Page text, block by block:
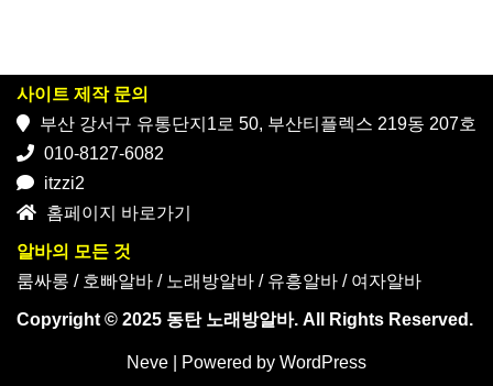
사이트 제작 문의
부산 강서구 유통단지1로 50, 부산티플렉스 219동 207호
010-8127-6082
itzzi2
홈페이지 바로가기
알바의 모든 것
룸싸롱 / 호빠알바 / 노래방알바 / 유흥알바 / 여자알바
Copyright © 2025 동탄 노래방알바. All Rights Reserved.
Neve | Powered by WordPress